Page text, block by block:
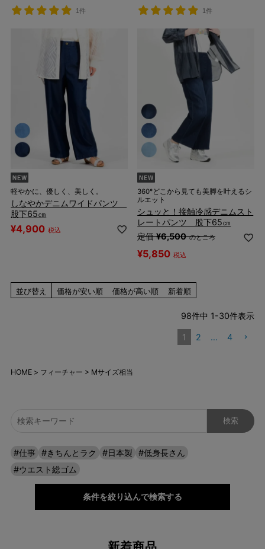
1件 1件
軽やかに、優しく、美しく。
しなやかデニムワイドパンツ
股下65㎝
¥4,900 税込
360°どこから見ても美脚を叶えるシ
ルエット
シュッと！接触冷感デニムスト
レートパンツ 股下65㎝
定価 ¥6,500 のところ
¥5,850 税込
並び替え 価格が安い順 価格が高い順 新着順
98件中 1-30件表示
1 2 … 4
HOME フィーチャー Mサイズ相当
#仕事 #きちんとラク #日本製
#低身長さん
#ウエスト総ゴム
条件を絞り込んで検索する